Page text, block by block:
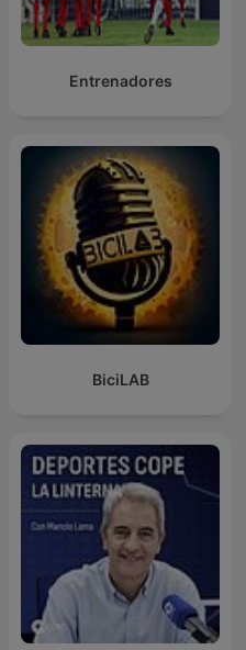
Entrenadores
BiciLAB